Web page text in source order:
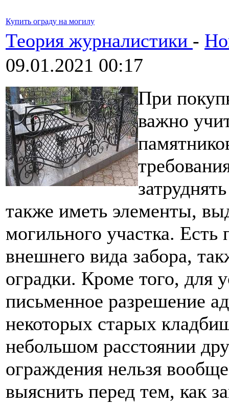
Купить ограду на могилу
Теория журналистики -
09.01.2021 00:17
При
важно
также иметь элементы,
могильного участка.
внешнего вида забора,
оградки. Кроме того, для
письменное разрешение
некоторых старых
небольшом расстоянии
ограждения нельзя
выяснить перед тем, как